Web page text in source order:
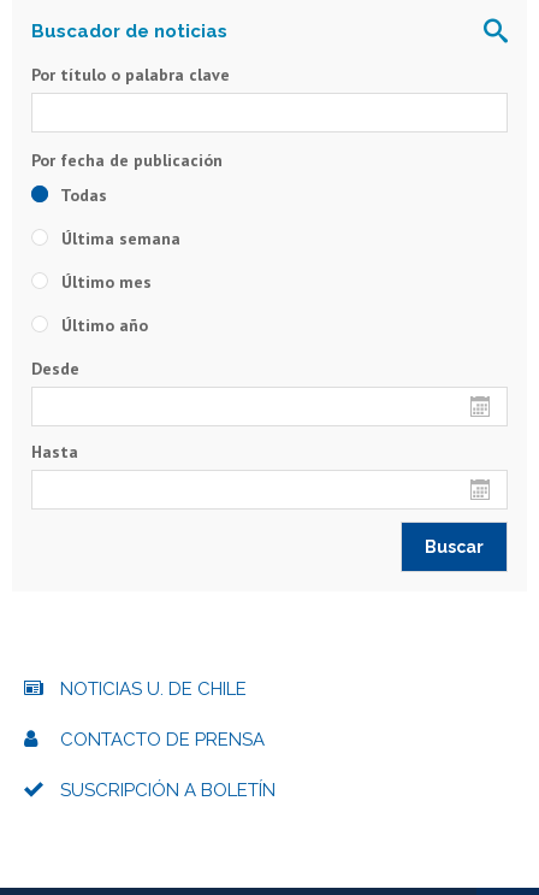
Por título o palabra clave
Todas
Última semana
Último mes
Último año
Desde
Hasta
NOTICIAS U. DE CHILE
CONTACTO DE PRENSA
SUSCRIPCIÓN A BOLETÍN